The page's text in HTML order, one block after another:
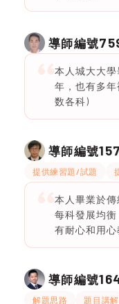
導師編號
本人城大大
年，也有多
数各科)
導師編號
提供練習題/試題
本人畢業於傳
每科發展均
有耐心和用心
導師編號
解題思路 題目講解